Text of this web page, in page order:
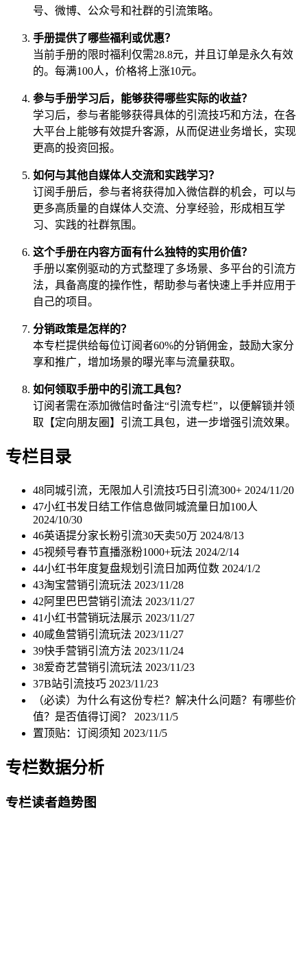
号、微博、公众号和社群的引流策略。
手册提供了哪些福利或优惠？
当前手册的限时福利仅需28.8元，并且订单是永久有效
的。每满100人，价格将上涨10元。
参与手册学习后，能够获得哪些实际的收益？
学习后，参与者能够获得具体的引流技巧和方法，在各
大平台上能够有效提升客源，从而促进业务增长，实现
更高的投资回报。
如何与其他自媒体人交流和实践学习？
订阅手册后，参与者将获得加入微信群的机会，可以与
更多高质量的自媒体人交流、分享经验，形成相互学
习、实践的社群氛围。
这个手册在内容方面有什么独特的实用价值？
手册以案例驱动的方式整理了多场景、多平台的引流方
法，具备高度的操作性，帮助参与者快速上手并应用于
自己的项目。
分销政策是怎样的？
本专栏提供给每位订阅者60%的分销佣金，鼓励大家分
享和推广，增加场景的曝光率与流量获取。
如何领取手册中的引流工具包？
订阅者需在添加微信时备注“引流专栏”，以便解锁并领
取【定向朋友圈】引流工具包，进一步增强引流效果。
专栏目录
48同城引流，无限加人引流技巧日引流300+ 2024/11/20
47小红书发日结工作信息做同城流量日加100人
2024/10/30
46英语提分家长粉引流30天卖50万 2024/8/13
45视频号春节直播涨粉1000+玩法 2024/2/14
44小红书年度复盘规划引流日加两位数 2024/1/2
43淘宝营销引流玩法 2023/11/28
42阿里巴巴营销引流法 2023/11/27
41小红书营销玩法展示 2023/11/27
40咸鱼营销引流玩法 2023/11/27
39快⼿营销引流⽅法 2023/11/24
38爱奇艺营销引流玩法 2023/11/23
37B站引流技巧 2023/11/23
（必读）为什么有这份专栏？解决什么问题？有哪些价
值？是否值得订阅？ 2023/11/5
置顶贴：订阅须知 2023/11/5
专栏数据分析
专栏读者趋势图